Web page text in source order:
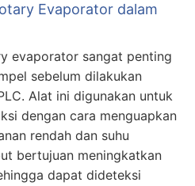
Evaporator dalam
evaporator sangat penting
sebelum dilakukan
Alat ini digunakan untuk
dengan cara menguapkan
rendah dan suhu
bertujuan meningkatkan
dapat dideteksi